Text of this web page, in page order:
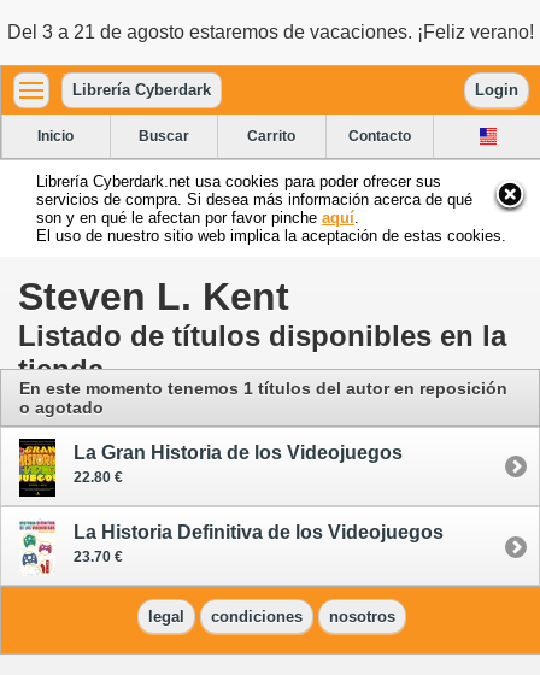
Del 3 a 21 de agosto estaremos de vacaciones. ¡Feliz verano!
Librería Cyberdark Login
Inicio Buscar Carrito Contacto
Librería Cyberdark.net usa cookies para poder ofrecer sus
servicios de compra. Si desea más información acerca de qué
son y en qué le afectan por favor pinche aquí
El uso de nuestro sitio web implica la aceptación de estas cookies.
Steven L. Kent
Listado de títulos disponibles en la
tienda
En este momento tenemos 1 títulos del autor en reposición
o agotado
La Gran Historia de los Videojuegos
22.80 €
La Historia Definitiva de los Videojuegos
23.70 €
legal condiciones nosotros